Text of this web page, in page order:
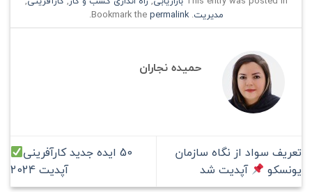
مدیریت. Bookmark the
permalink
.
حمیده نجاران
تعریف سواد از نگاه سازمان
یونسکو
آپدیت شد
50 ایده جدید کارآفرینی
آپدیت 2024